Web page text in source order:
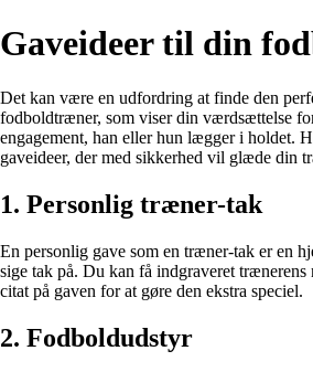
Gaveideer til din
Det kan være en udfordring at finde den
fodboldtræner, som viser din værdsættelse
engagement, han eller hun lægger i holdet.
gaveideer, der med sikkerhed vil glæde din
1. Personlig træner-tak
En personlig gave som en træner-tak er en
sige tak på. Du kan få indgraveret trænerens
citat på gaven for at gøre den ekstra speciel.
2. Fodboldudstyr